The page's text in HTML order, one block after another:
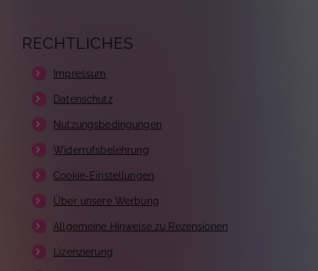
RECHTLICHES
Impressum
Datenschutz
Nutzungsbedingungen
Widerrufsbelehrung
Cookie-Einstellungen
Über unsere Werbung
Allgemeine Hinweise zu Rezensionen
Lizenzierung